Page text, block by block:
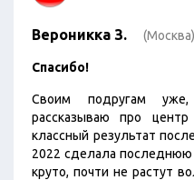
Вероникка З. (Москва)
Спасибо!
Своим подругам
рассказываю про
классный результат
2022 сделала
круто, почти не растут